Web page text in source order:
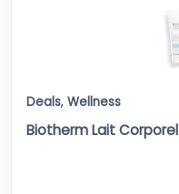
Deals, Wellness
Biotherm Lait Corporel